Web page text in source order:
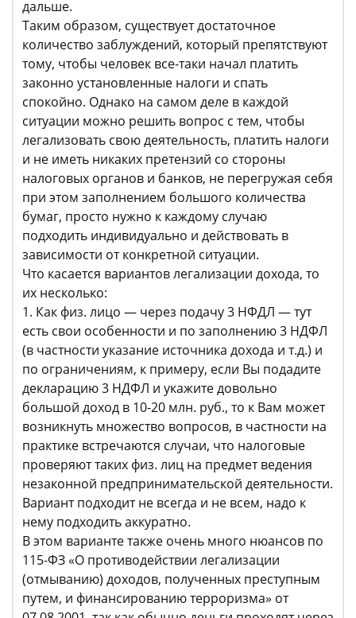
дальше.
Таким образом, существует достаточное
количество заблуждений, который препятствуют
тому, чтобы человек все-таки начал платить
законно установленные налоги и спать
спокойно. Однако на самом деле в каждой
ситуации можно решить вопрос с тем, чтобы
легализовать свою деятельность, платить налоги
и не иметь никаких претензий со стороны
налоговых органов и банков, не перегружая себя
при этом заполнением большого количества
бумаг, просто нужно к каждому случаю
подходить индивидуально и действовать в
зависимости от конкретной ситуации.
Что касается вариантов легализации дохода, то
их несколько:
1. Как физ. лицо — через подачу 3 НФДЛ — тут
есть свои особенности и по заполнению 3 НДФЛ
(в частности указание источника дохода и т.д.) и
по ограничениям, к примеру, если Вы подадите
декларацию 3 НДФЛ и укажите довольно
большой доход в 10-20 млн. руб., то к Вам может
возникнуть множество вопросов, в частности на
практике встречаются случаи, что налоговые
проверяют таких физ. лиц на предмет ведения
незаконной предпринимательской деятельности.
Вариант подходит не всегда и не всем, надо к
нему подходить аккуратно.
В этом варианте также очень много нюансов по
115-ФЗ «О противодействии легализации
(отмыванию) доходов, полученных преступным
путем, и финансированию терроризма» от